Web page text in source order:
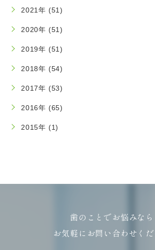
2021年 (51)
2020年 (51)
2019年 (51)
2018年 (54)
2017年 (53)
2016年 (65)
2015年 (1)
歯のことでお悩みなら
お気軽にお問い合わせく